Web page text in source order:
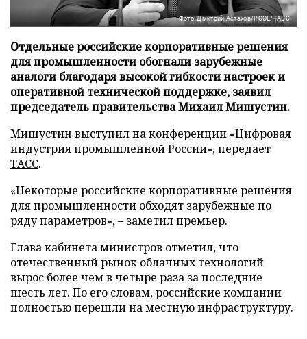
Фото: Дмитрий Астахов/POOL/ТАСС
Отдельные российские корпоративные решения
для промышленности обогнали зарубежные
аналоги благодаря высокой гибкости настроек и
оперативной технической поддержке, заявил
председатель правительства Михаил Мишустин.
Мишустин выступил на конференции «Цифровая
индустрия промышленной России», передает
ТАСС.
«Некоторые российские корпоративные решения
для промышленности обходят зарубежные по
ряду параметров», – заметил премьер.
Глава кабинета министров отметил, что
отечественный рынок облачных технологий
вырос более чем в четыре раза за последние
шесть лет. По его словам, российские компании
полностью перешли на местную инфраструктуру.